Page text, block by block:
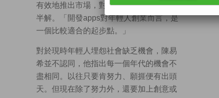
有效地推出市場，對供應鏈、營運都一知
半解。「開發apps對年輕人創業而言，是
一個比較適合的起步點。」
對於現時年輕人埋怨社會缺乏機會，陳易
希並不認同，他指出每一個年代的機會不
盡相同。以往只要肯努力、願捱便有出頭
天。但現在除了努力外，還要加上創意或